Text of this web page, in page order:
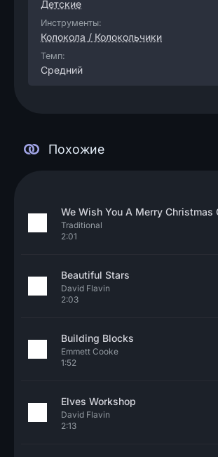
Детские
Инструменты:
Колокола / Колокольчики
Темп:
Средний
Похожие
We Wish You A Merry Christmas
Traditional
2:01
Beautiful Stars
David Flavin
2:03
Building Blocks
Emmett Cooke
1:52
Elves Workshop
David Flavin
2:13